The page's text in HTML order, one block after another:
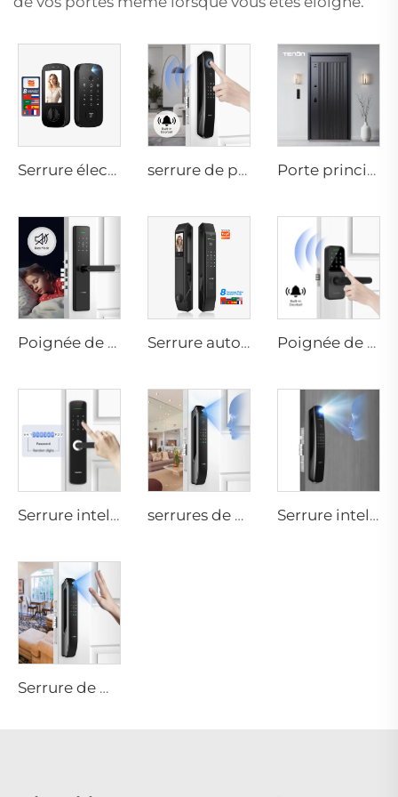
Serrure électrique numérique intelligente avec reconnaissance d'empreinte digitale, des veines de la main, carte d'accès pour domicile Tenon K10 Pro serrure de porte avec reconnaissance 3D du visage, caméra, empreinte digitale, mot de passe, veines de la main Tenon A9 Pro Porte principale résidentielle intelligente en aluminium de luxe pour sécurité M8
Poignée de serrure de porte biométrique à empreintes digitales pour domicile Tuya T15 Serrure automatique intelligente à empreintes digitales avec scan facial D7pro Poignée de porte Bluetooth avec mot de passe numérique Wifi et empreinte digitale Tenon K8
Serrure intelligente numérique avec empreinte digitale, levier, anneau, carte à puce Tenon E3 serrures de porte résidentielle à reconnaissance faciale 3D et à empreinte digitale Tenon A6 Pro Serrure intelligente à empreinte digitale et à reconnaissance automatique par ID facial avec caméra Wifi Tuya Tenon A9 Pro
Serrure de maison intelligente avec fonction biométrique à mot de passe et à empreinte digitale Tenon A6 Pro